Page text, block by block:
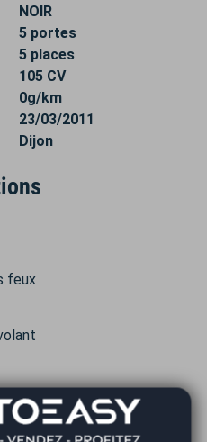
NOIR
5 portes
5 places
105 CV
0g/km
23/03/2011
Dijon
feux